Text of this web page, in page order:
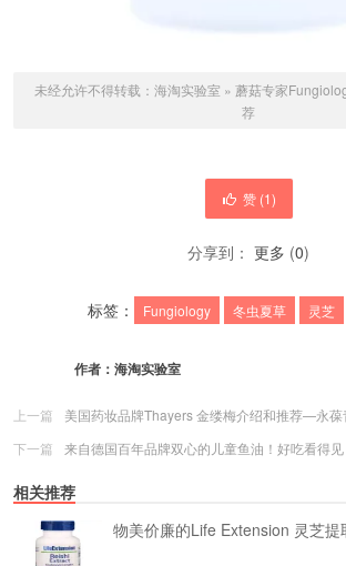
未经允许不得转载： 海淘实验室 » 蘑菇专家
荐
赞 (1)
分享到： 更多 (0)
标签： Fungiology 冬虫夏草 灵芝
作者： 海淘实验室
上一篇
美国药妆品牌Thayers 金缕梅介绍和推荐—永葆
下一篇
来自德国百年品牌双心的儿童鱼油！好吃看得见
相关推荐
物美价廉的Life Extension 灵芝提